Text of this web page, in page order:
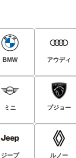
BMW アウディ
ミニ プジョー
ジープ ルノー